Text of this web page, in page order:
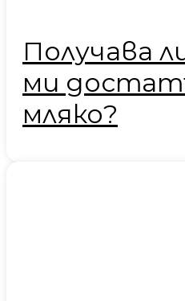
Получава
ми
мляко?